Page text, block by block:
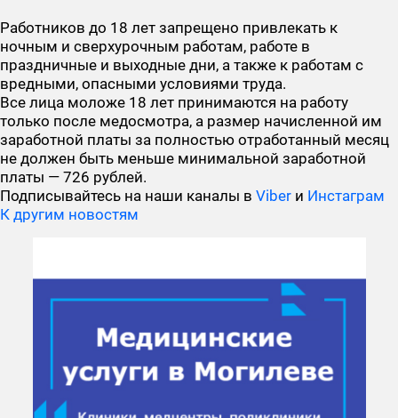
Работников до 18 лет запрещено привлекать к
ночным и сверхурочным работам, работе в
праздничные и выходные дни, а также к работам с
вредными, опасными условиями труда.
Все лица моложе 18 лет принимаются на работу
только после медосмотра, а размер начисленной им
заработной платы за полностью отработанный месяц
не должен быть меньше минимальной заработной
платы — 726 рублей.
Подписывайтесь на наши каналы в Viber и Инстаграм
К другим новостям